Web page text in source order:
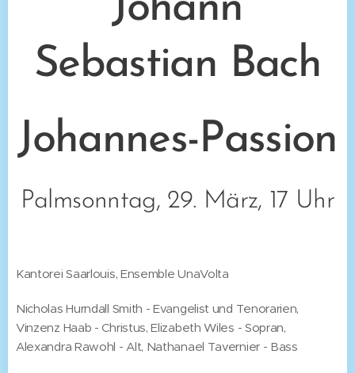
Johann
Sebastian Bach
Johannes-Passion
Palmsonntag, 29. März, 17 Uhr
Kantorei Saarlouis, Ensemble UnaVolta
Nicholas Hurndall Smith - Evangelist und Tenorarien,
Vinzenz Haab - Christus, Elizabeth Wiles - Sopran,
Alexandra Rawohl - Alt, Nathanael Tavernier - Bass